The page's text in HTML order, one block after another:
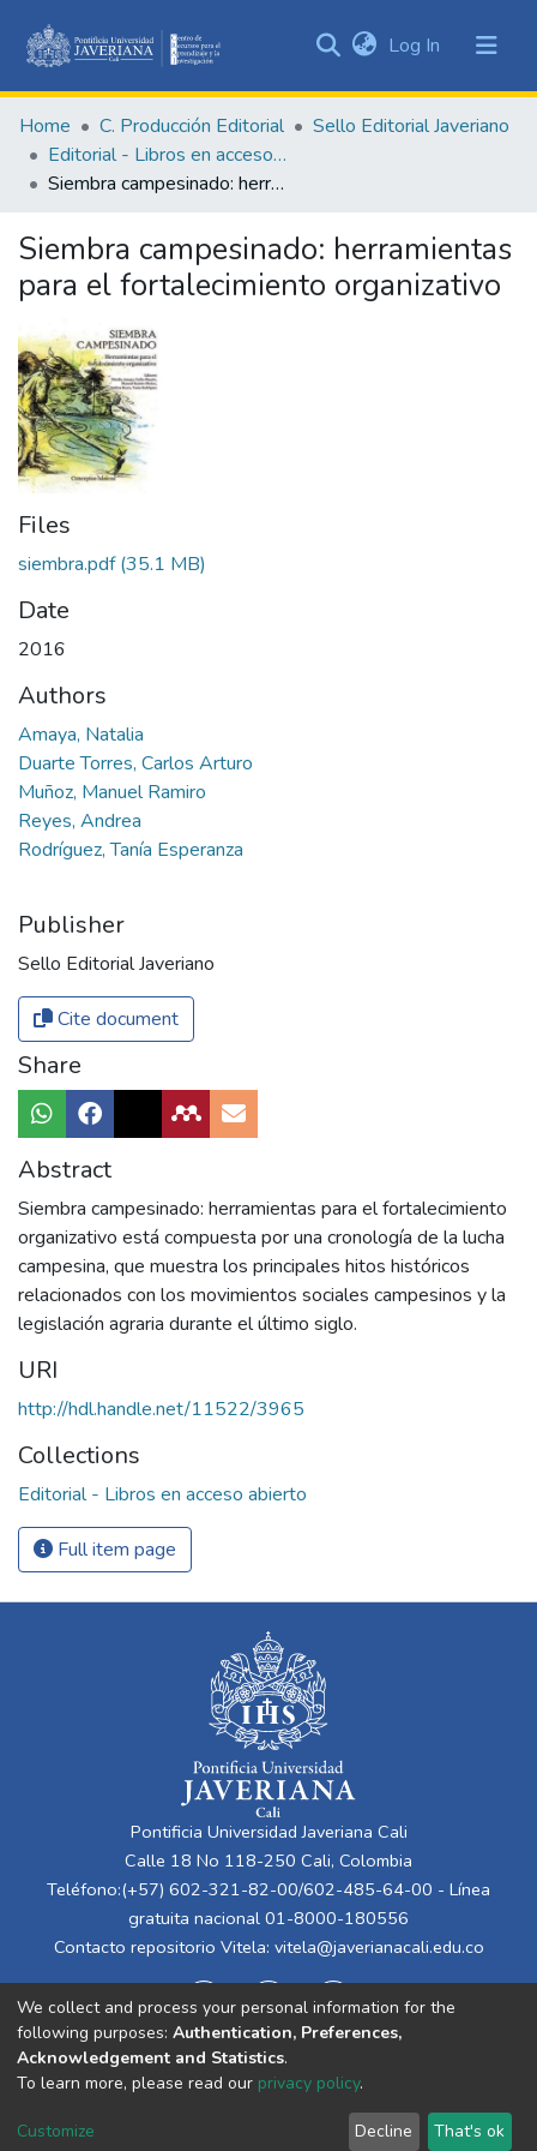
&
Collections
All of DSpace
Statistics
Log In (current)
Home C. Producción Editorial
Sello Editorial Javeriano
Editorial - Libros en acceso abierto
Siembra campesinado: herramientas para el fortalecimiento organizativo
Siembra campesinado: herramientas
para el fortalecimiento organizativo
Files
siembra.pdf(35.1 MB)
Date
2016
Authors
Amaya, Natalia
Duarte Torres, Carlos Arturo
Muñoz, Manuel Ramiro
Reyes, Andrea
Rodríguez, Tanía Esperanza
Publisher
Sello Editorial Javeriano
Cite document
Share
Abstract
Siembra campesinado: herramientas para el fortalecimiento
organizativo está compuesta por una cronología de la lucha
campesina, que muestra los principales hitos históricos
relacionados con los movimientos sociales campesinos y la
legislación agraria durante el último siglo.
URI
http://hdl.handle.net/11522/3965
Collections
Editorial - Libros en acceso abierto
Full item page
Pontificia Universidad Javeriana Cali
Calle 18 No 118-250 Cali, Colombia
Teléfono:(+57) 602-321-82-00/602-485-64-00 - Línea
gratuita nacional 01-8000-180556
Contacto repositorio Vitela: vitela@javerianacali.edu.co
Cookie
End User
Send
We collect and process your personal information for the
following purposes: Authentication, Preferences,
Acknowledgement and Statistics.
To learn more, please read our privacy policy.
Customize Decline That's ok